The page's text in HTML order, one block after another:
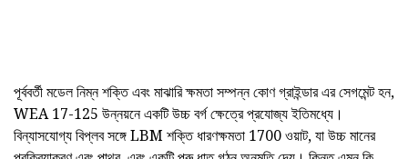
পূর্ববর্তী মডেল নিম্ন শক্তি এবং মাঝারি ক্ষমতা সম্পন্ন কোণ গ্রাইন্ডার এর সেগমেন্ট হন,
WEA 17-125 উন্নয়নে একটি উচ্চ বর্গ ক্ষেত্রে প্রযোজ্য ইতিমধ্যে।
বিন্যাসযোগ্য বিপ্লব সঙ্গে LBM শক্তি ধারণক্ষমতা 1700 ওয়াট, যা উচ্চ মানের